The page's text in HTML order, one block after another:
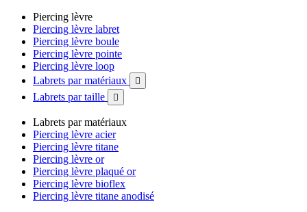
Piercing lèvre
Piercing lèvre labret
Piercing lèvre boule
Piercing lèvre pointe
Piercing lèvre loop
Labrets par matériaux

Labrets par taille 
Labrets par matériaux
Piercing lèvre acier
Piercing lèvre titane
Piercing lèvre or
Piercing lèvre plaqué or
Piercing lèvre bioflex
Piercing lèvre titane anodisé